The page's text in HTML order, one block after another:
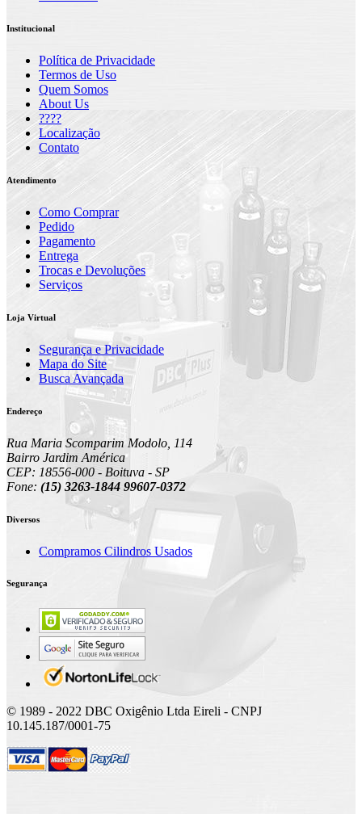
Institucional
Política de Privacidade
Termos de Uso
Quem Somos
About Us
????
Localização
Contato
Atendimento
Como Comprar
Pedido
Pagamento
Entrega
Trocas e Devoluções
Serviços
Loja Virtual
Segurança e Privacidade
Mapa do Site
Busca Avançada
Endereço
Rua Maria Scomparim Modolo, 114
Bairro Jardim América
CEP: 18556-000 - Boituva - SP
Fone: (15) 3263-1844 99607-0372
Diversos
Compramos Cilindros Usados
Segurança
© 1989 - 2022 DBC Oxigênio Ltda Eireli - CNPJ
10.145.187/0001-75